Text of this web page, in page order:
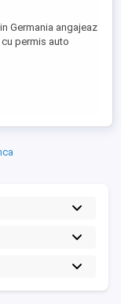
Germania angajeaz
permis auto
în curătenie
Medicare ). Se
legal, salariu
, mediu de lucru
Se ...